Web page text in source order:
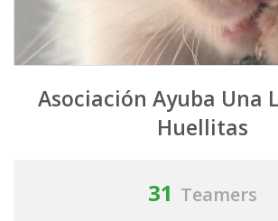
Asociación Ayuba Una
Huellitas
31 Teamers